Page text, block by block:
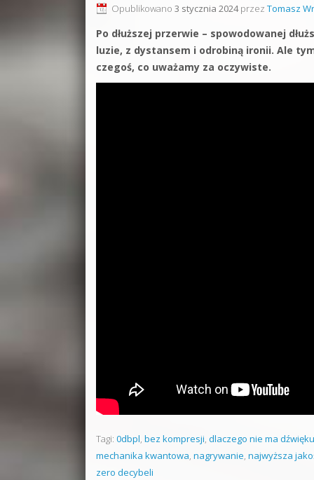
Opublikowano 3 stycznia 2024przez Tomasz
Po dłuższej przerwie – spowodowanej
luzie, z dystansem i odrobiną ironii. Ale
czegoś, co uważamy za oczywiste.
Tagi: 0dbpl, bez kompresji, dlaczego nie ma dźwięku
mechanika kwantowa, nagrywanie, najwyższa
zero decybeli